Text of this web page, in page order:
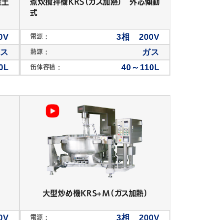
煮炊撹拌機KRS（ガス加熱） 外芯傾動
式
電源 : 3相 200V
熱源 : ガス
缶体容積 : 40～110L
大型炒め機KRS+M（ガス加熱）
電源 : 3相 200V